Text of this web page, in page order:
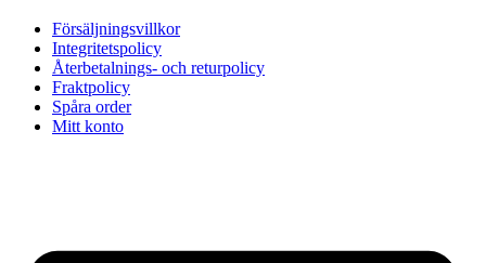
Försäljningsvillkor
Integritetspolicy
Återbetalnings- och returpolicy
Fraktpolicy
Spåra order
Mitt konto